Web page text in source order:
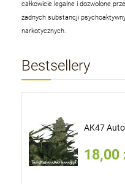
całkowicie legalne i dozwolone
żadnych substancji
narkotycznych.
Bestsellery
AK47 Auto
18,00